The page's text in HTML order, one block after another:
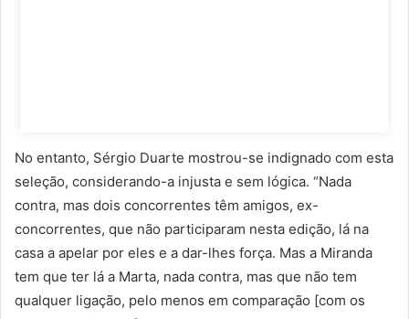
No entanto, Sérgio Duarte mostrou-se indignado com esta
seleção, considerando-a injusta e sem lógica. “Nada
contra, mas dois concorrentes têm amigos, ex-
concorrentes, que não participaram nesta edição, lá na
casa a apelar por eles e a dar-lhes força. Mas a Miranda
tem que ter lá a Marta, nada contra, mas que não tem
qualquer ligação, pelo menos em comparação [com os